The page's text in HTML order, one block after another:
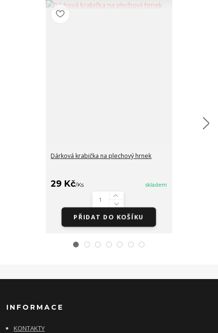
Dárková krabička na plechový hrnek
29 Kč/Ks skladem
PŘIDAT DO KOŠÍKU
INFORMACE
KONTAKTY